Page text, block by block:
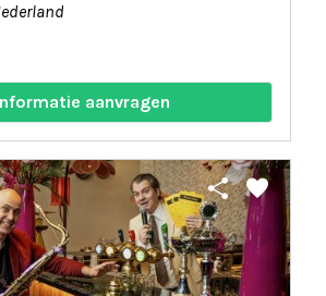
aanvragen
share favorite